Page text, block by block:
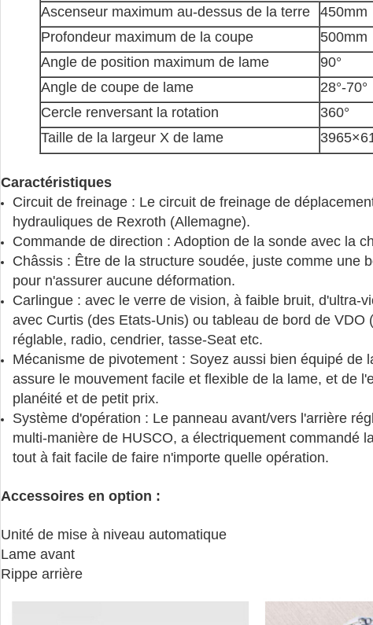
Ascenseur maximum au-dessus de la terre
450mm
Profondeur maximum de la coupe
500mm
Angle de position maximum de lame
90°
Angle de coupe de lame
28°-70°
Cercle renversant la rotation
360°
Taille de la largeur X de lame
Caractéristiques
Circuit de freinage : Le circuit de freinage de
hydrauliques de Rexroth (Allemagne).
Commande de direction : Adoption de la sonde avec la
Châssis : Être de la structure soudée, juste comme une
pour n'assurer aucune déformation.
Carlingue : avec le verre de vision, à faible bruit, d'ultra-
avec Curtis (des Etats-Unis) ou tableau de bord de VDO
réglable, radio, cendrier, tasse-Seat etc.
Mécanisme de pivotement : Soyez aussi bien équipé de
assure le mouvement facile et flexible de la lame, et de
planéité et de petit prix.
Système d'opération : Le panneau avant/vers l'arrière
multi-manière de HUSCO, a électriquement commandé
tout à fait facile de faire n'importe quelle opération.
Accessoires en option :
Unité de mise à niveau automatique
Lame avant
Rippe arrière